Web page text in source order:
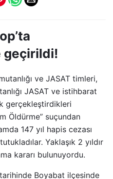
geçirildi!
ve JASAT timleri,
JASAT ve istihbarat
gerçekleştirdikleri
Öldürme” suçundan
147 yıl hapis cezası
Yaklaşık 2 yıldır
kararı bulunuyordu.
Boyabat ilçesinde